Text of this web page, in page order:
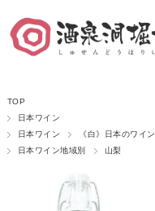
TOP
日本ワイン
日本ワイン
《白》日本のワイン
日本ワイン地域別
山梨